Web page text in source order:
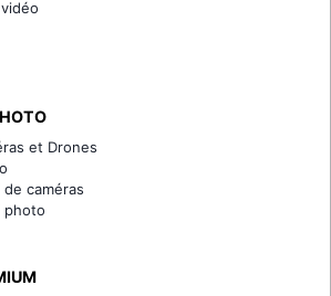
et Drones
caméras
photo